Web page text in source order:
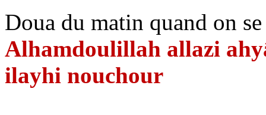
Doua du matin quand on
Alhamdoulillah allazi
ilayhi nouchour